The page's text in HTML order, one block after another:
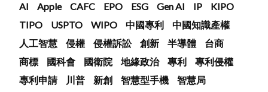
AI Apple CAFC EPO ESG Gen AI IP
KIPO
TIPO
USPTO WIPO 中國專利
中國知識產權
人工智慧
侵權 侵權訴訟 創新 半導體
台商
商標
國科會 國衛院 地緣政治 專利
專利侵權
專利申請
川普 新創 智慧型手機
智慧局